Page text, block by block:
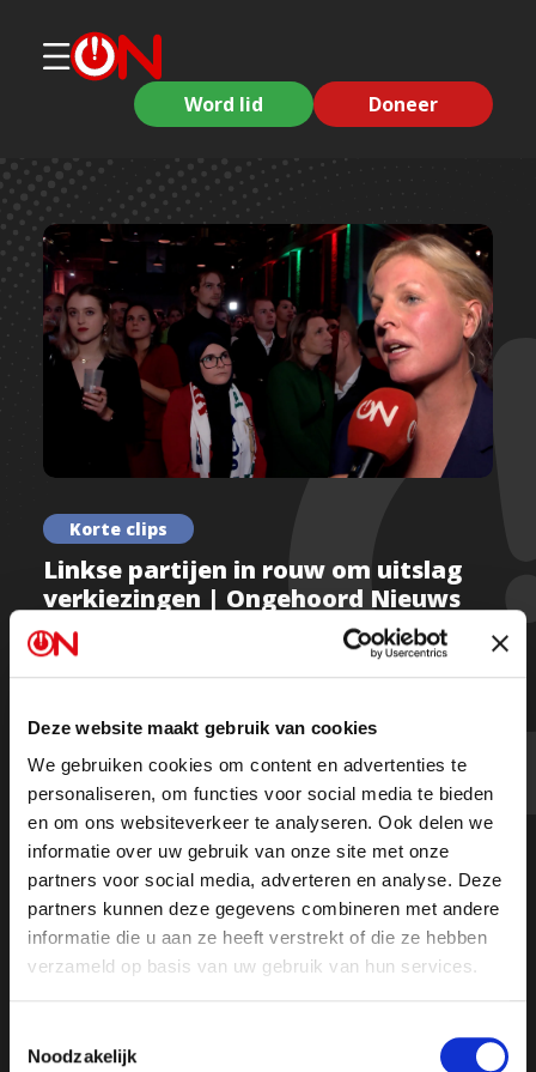
Deze website maakt gebruik van cookies
We gebruiken cookies om content en advertenties te
personaliseren, om functies voor social media te bieden
en om ons websiteverkeer te analyseren. Ook delen we
informatie over uw gebruik van onze site met onze
partners voor social media, adverteren en analyse. Deze
partners kunnen deze gegevens combineren met andere
informatie die u aan ze heeft verstrekt of die ze hebben
verzameld op basis van uw gebruik van hun services.
Noodzakelijk
Word lid Doneer
Korte clips
Linkse partijen in rouw om uitslag
verkiezingen | Ongehoord Nieuws
Kijk de uitzending hier
Beluister hem in zijn geheel als podcast terug op
Spotifyof in je podcast app.